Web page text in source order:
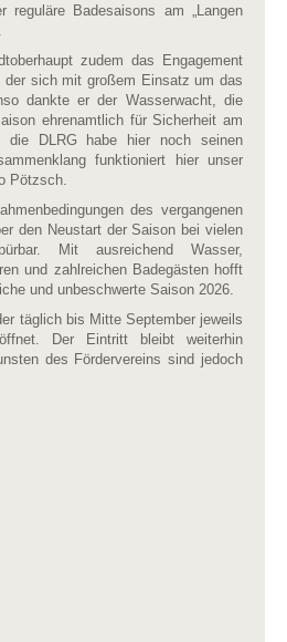
reguläre Badesaisons am „Langen
zudem das Engagement
der sich mit großem Einsatz um das
dankte er der Wasserwacht, die
ehrenamtlich für Sicherheit am
die DLRG habe hier noch seinen
funktioniert hier unser
Pötzsch.
des vergangenen
den Neustart der Saison bei vielen
Mit ausreichend Wasser,
und zahlreichen Badegästen hofft
und unbeschwerte Saison 2026.
täglich bis Mitte September jeweils
Der Eintritt bleibt weiterhin
des Fördervereins sind jedoch